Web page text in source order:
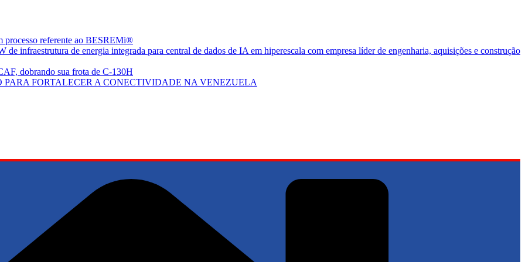
processo referente ao BESREMi®
infraestrutura de energia integrada para central de dados de IA em hiperescala com empresa líder de engenharia, aquisições e construção
dobrando sua frota de C-130H
FORTALECER A CONECTIVIDADE NA VENEZUELA